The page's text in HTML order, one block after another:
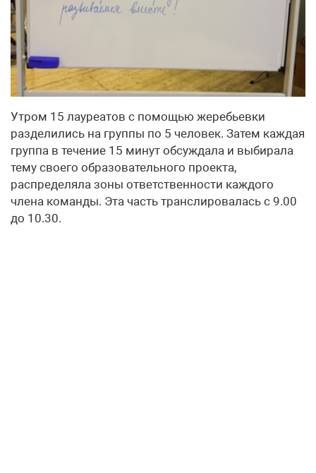
Утром 15 лауреатов с помощью жеребьевки
разделились на группы по 5 человек. Затем каждая
группа в течение 15 минут обсуждала и выбирала
тему своего образовательного проекта,
распределяла зоны ответственности каждого
члена команды. Эта часть транслировалась с 9.00
до 10.30.